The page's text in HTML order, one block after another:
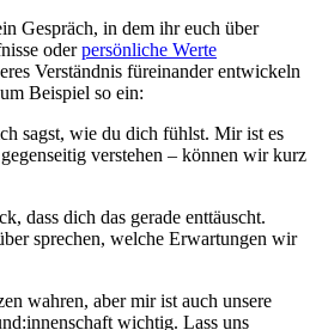
Gespräch, in dem ihr euch über
oderpersönliche Werte
Verständnis füreinander entwickeln
Beispiel so ein:
sagst, wie du dich fühlst. Mir ist es
verstehen – können wir kurz
dass dich das gerade enttäuscht.
sprechen, welche Erwartungen wir
wahren, aber mir ist auch unsere
wichtig. Lass uns